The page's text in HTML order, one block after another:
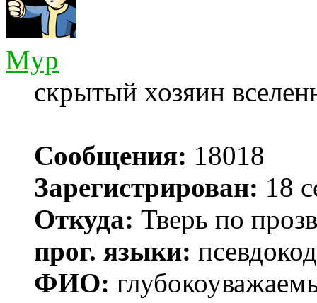
Myp
скрытый хозяин
Сообщения: 18018
Зарегистрирован: 18
Откуда: Тверь по
прог. языки:
ФИО: